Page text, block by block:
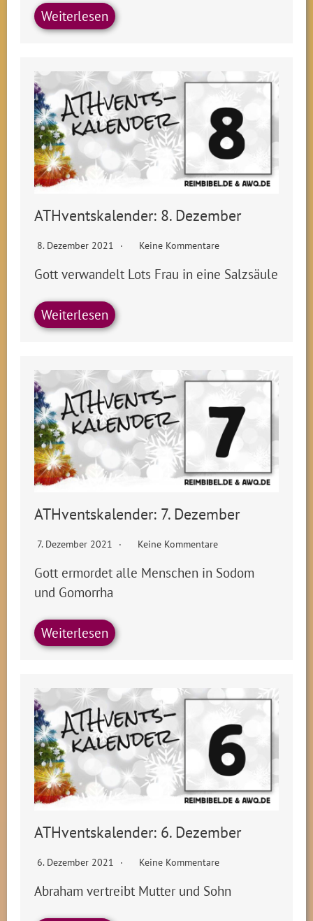
Weiterlesen
ATHventskalender: 8. Dezember
8. Dezember 2021 Keine Kommentare
Gott verwandelt Lots Frau in eine Salzsäule
Weiterlesen
ATHventskalender: 7. Dezember
7. Dezember 2021 Keine Kommentare
Gott ermordet alle Menschen in Sodom
und Gomorrha
Weiterlesen
ATHventskalender: 6. Dezember
6. Dezember 2021 Keine Kommentare
Abraham vertreibt Mutter und Sohn